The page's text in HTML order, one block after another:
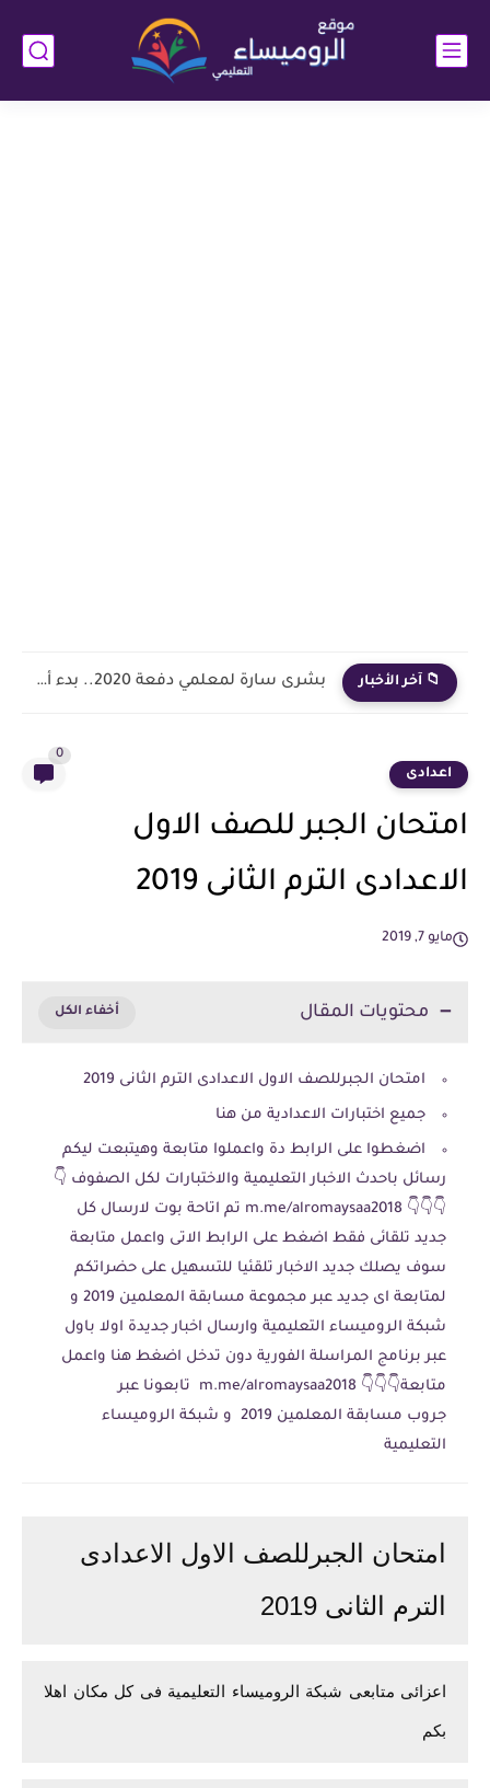
📁 آخر الأخبار بشرى سارة لمعلمي دفعة 2020.. بدء أول خطوة رسمية في...
اعدادى
0
امتحان الجبر للصف الاول
الاعدادى الترم الثانى 2019
مايو 7, 2019
محتويات المقال
امتحان الجبرللصف الاول الاعدادى الترم الثانى 2019
جميع اختبارات الاعدادية من هنا
اضغطوا على الرابط دة واعملوا متابعة وهيتبعت ليكم
رسائل باحدث الاخبار التعليمية والاختبارات لكل الصفوف 👇
👇👇👇 m.me/alromaysaa2018 تم اتاحة بوت لارسال كل
جديد تلقائى فقط اضغط على الرابط الاتى واعمل متابعة
سوف يصلك جديد الاخبار تلقئيا للتسهيل على حضراتكم
لمتابعة اى جديد عبر مجموعة مسابقة المعلمين 2019 و
شبكة الروميساء التعليمية وارسال اخبار جديدة اولا باول
عبر برنامج المراسلة الفورية دون تدخل اضغط هنا واعمل
متابعة👇👇👇 m.me/alromaysaa2018 تابعونا عبر
جروب مسابقة المعلمين 2019 و شبكة الروميساء
التعليمية
امتحان الجبرللصف الاول الاعدادى
الترم الثانى 2019
اعزائى متابعى شبكة الروميساء التعليمية فى كل مكان اهلا
بكم